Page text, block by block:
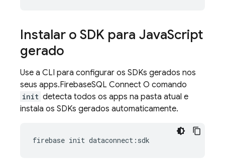
Instalar o SDK para JavaScript
gerado
Use a CLI para configurar os SDKs gerados nos
seus apps.FirebaseSQL Connect O comando
init detecta todos os apps na pasta atual e
instala os SDKs gerados automaticamente.
firebase init dataconnect : sdk